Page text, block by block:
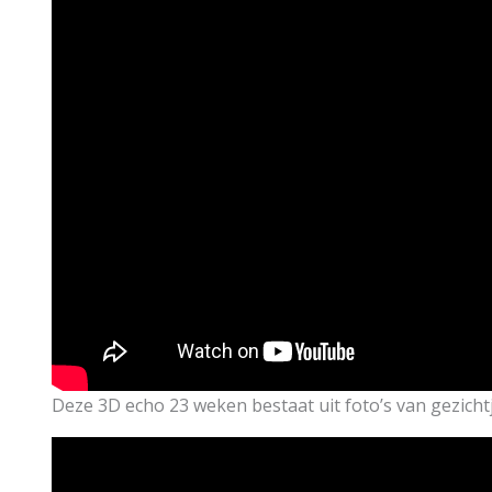
Deze 3D echo 23 weken bestaat uit foto’s van